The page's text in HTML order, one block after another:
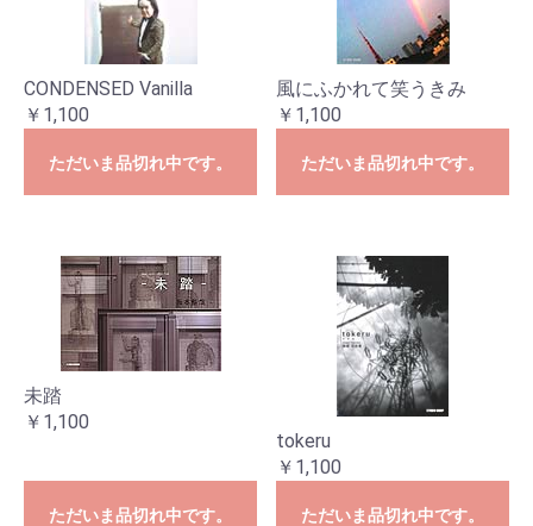
CONDENSED Vanilla
￥1,100
ただいま品切れ中です。
風にふかれて笑うきみ
￥1,100
ただいま品切れ中です。
未踏
￥1,100
ただいま品切れ中です。
tokeru
￥1,100
ただいま品切れ中です。